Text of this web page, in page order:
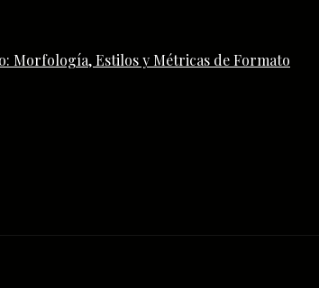
Morfología, Estilos y Métricas de Formato